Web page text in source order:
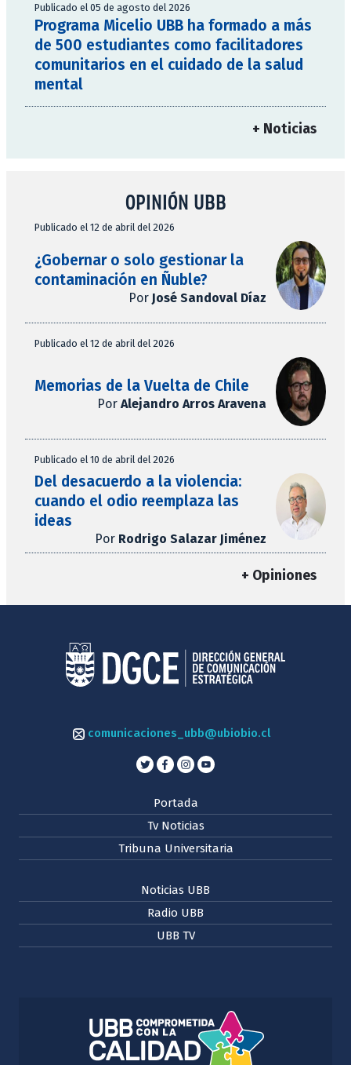
Publicado el 05 de agosto del 2026
Programa Micelio UBB ha formado a más
de 500 estudiantes como facilitadores
comunitarios en el cuidado de la salud
mental
+ Noticias
OPINIÓN UBB
Publicado el 12 de abril del 2026
¿Gobernar o solo gestionar la
contaminación en Ñuble?
Por José Sandoval Díaz
Publicado el 12 de abril del 2026
Memorias de la Vuelta de Chile
Por Alejandro Arros Aravena
Publicado el 10 de abril del 2026
Del desacuerdo a la violencia:
cuando el odio reemplaza las
ideas
Por Rodrigo Salazar Jiménez
+ Opiniones
comunicaciones_ubb@ubiobio.cl
Portada
Tv Noticias
Tribuna Universitaria
Noticias UBB
Radio UBB
UBB TV